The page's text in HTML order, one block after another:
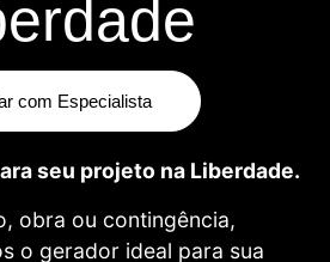
com Especialista
seu projeto na Liberdade.
obra ou contingência,
o gerador ideal para sua